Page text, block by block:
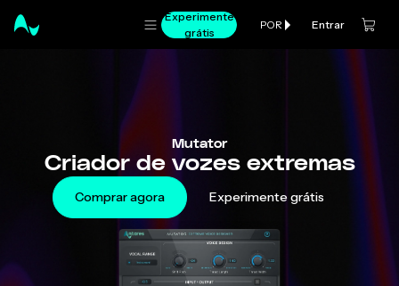
Experimente
grátis
POR Entrar
Mutator
Criador de vozes extremas
Comprar agora Experimente grátis